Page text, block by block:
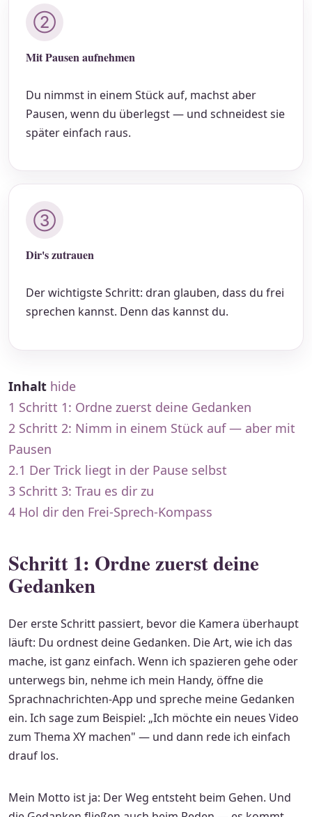
②
Mit Pausen aufnehmen
Du nimmst in einem Stück auf, machst aber
Pausen, wenn du überlegst — und schneidest sie
später einfach raus.
③
Dir's zutrauen
Der wichtigste Schritt: dran glauben, dass du frei
sprechen kannst. Denn das kannst du.
Inhalt hide
1 Schritt 1: Ordne zuerst deine Gedanken
2 Schritt 2: Nimm in einem Stück auf — aber mit
Pausen
2.1 Der Trick liegt in der Pause selbst
3 Schritt 3: Trau es dir zu
4 Hol dir den Frei-Sprech-Kompass
Schritt 1: Ordne zuerst deine
Gedanken
Der erste Schritt passiert, bevor die Kamera überhaupt
läuft: Du ordnest deine Gedanken. Die Art, wie ich das
mache, ist ganz einfach. Wenn ich spazieren gehe oder
unterwegs bin, nehme ich mein Handy, öffne die
Sprachnachrichten-App und spreche meine Gedanken
ein. Ich sage zum Beispiel: „Ich möchte ein neues Video
zum Thema XY machen" — und dann rede ich einfach
drauf los.
Mein Motto ist ja: Der Weg entsteht beim Gehen. Und